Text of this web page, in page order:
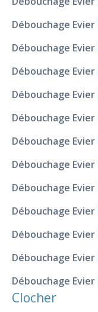
Débouchage Evier
Débouchage Evier
Débouchage Evier
Débouchage Evier
Débouchage Evier
Débouchage Evier
Débouchage Evier
Débouchage Evier
Débouchage Evier
Débouchage Evier
Débouchage Evier
Débouchage Evier
Clocher